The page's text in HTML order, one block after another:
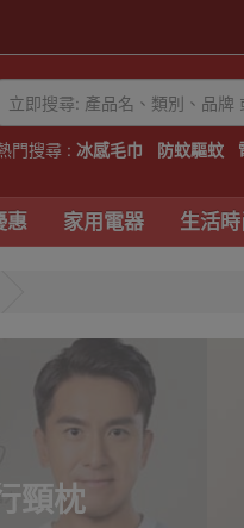
門搜尋 : 冰感毛巾 防蚊驅蚊
惠 家用電器 生活時
頸枕